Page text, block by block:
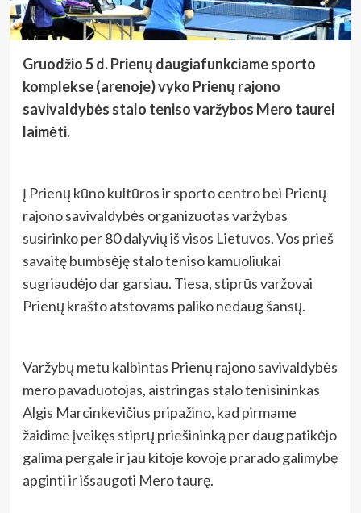
Gruodžio 5 d. Prienų daugiafunkciame sporto
komplekse (arenoje) vyko Prienų rajono
savivaldybės stalo teniso varžybos Mero taurei
laimėti.
Į Prienų kūno kultūros ir sporto centro bei Prienų
rajono savivaldybės organizuotas varžybas
susirinko per 80 dalyvių iš visos Lietuvos. Vos prieš
savaitę bumbsėję stalo teniso kamuoliukai
sugriaudėjo dar garsiau. Tiesa, stiprūs varžovai
Prienų krašto atstovams paliko nedaug šansų.
Varžybų metu kalbintas Prienų rajono savivaldybės
mero pavaduotojas, aistringas stalo tenisininkas
Algis Marcinkevičius pripažino, kad pirmame
žaidime įveikęs stiprų priešininką per daug patikėjo
galima pergale ir jau kitoje kovoje prarado galimybę
apginti ir išsaugoti Mero taurę.